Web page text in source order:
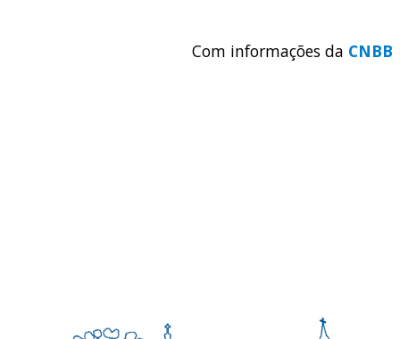
Com informações da CNBB